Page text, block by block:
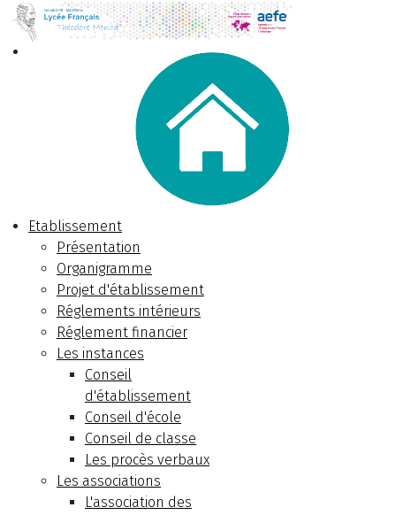
Etablissement
Présentation
Organigramme
Projet d'établissement
Réglements intérieurs
Réglement financier
Les instances
Conseil
d'établissement
Conseil d'école
Conseil de classe
Les procès verbaux
Les associations
L'association des